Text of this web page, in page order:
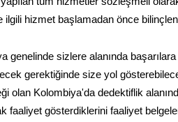
ilgili hizmet başlamadan önce
genelinde sizlere alanında
gerektiğinde size yol
olan Kolombiya'da dedektiflik
faaliyet gösterdiklerini faaliyet